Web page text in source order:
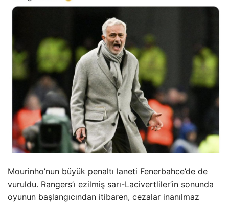
Mourinho’nun büyük penaltı laneti Fenerbahce’de de
vuruldu. Rangers’ı ezilmiş sarı-Lacivertliler’in sonunda
oyunun başlangıcından itibaren, cezalar inanılmaz